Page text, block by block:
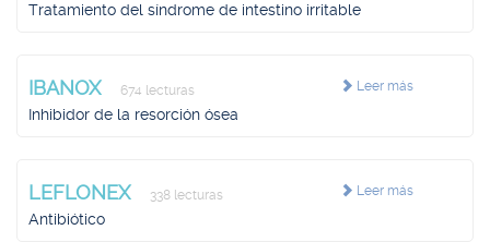
Tratamiento del síndrome de intestino irritable
Leer más
IBANOX 674 lecturas
Inhibidor de la resorción ósea
Leer más
LEFLONEX 338 lecturas
Antibiótico